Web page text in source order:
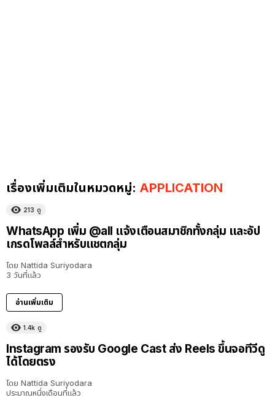
เรื่องเพิ่มเติมในหมวดหมู่: APPLICATION
213 ดู
WhatsApp เพิ่ม @all แจ้งเตือนสมาชิกทั้งกลุ่ม และอัป
เกรดโพลล์สำหรับแชตกลุ่ม
โดย Nattida Suriyodara
3 วันที่แล้ว
อ่านเพิ่มเติม
1.4k ดู
Instagram รองรับ Google Cast ส่ง Reels ขึ้นจอทีวีดู
ได้โดยตรง
โดย Nattida Suriyodara
ประมาณหนึ่งเดือนที่แล้ว